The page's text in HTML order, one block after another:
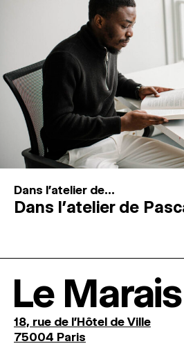
Dans l'atelier de...
Dans l’atelier de
Le Marais
18, rue de l'Hôtel de Ville
75004 Paris